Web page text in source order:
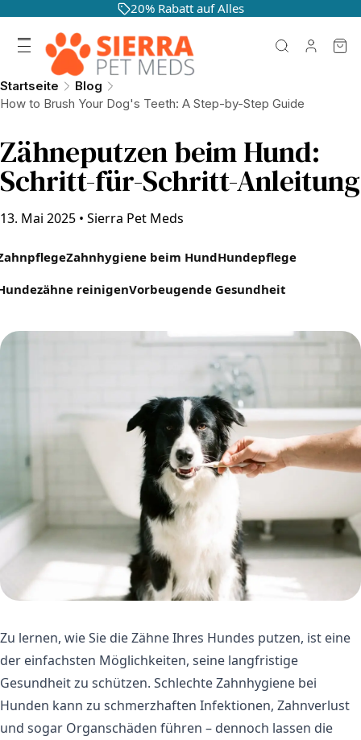
20% Rabatt auf Alles
Startseite
Blog
How to Brush Your Dog's Teeth: A Step-by-Step Guide
Zähneputzen beim Hund:
Schritt-für-Schritt-Anleitung
13. Mai 2025 • Sierra Pet Meds
Zahnhygiene beim HundHundepflege
reinigenVorbeugende Gesundheit
Zu lernen, wie Sie die Zähne Ihres Hundes putzen, ist eine
der einfachsten Möglichkeiten, seine langfristige
Gesundheit zu schützen. Schlechte Zahnhygiene bei
Hunden kann zu schmerzhaften Infektionen, Zahnverlust
und sogar Organschäden führen – dennoch lassen die